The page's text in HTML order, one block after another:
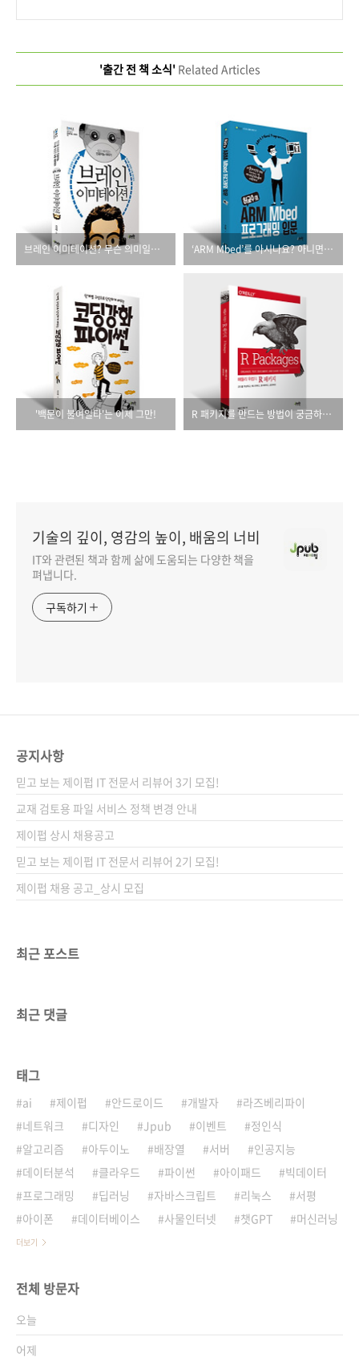
'출간 전 책 소식'Related Articles
브레인 이미테이션? 무슨 의미일까요? ‘ARM Mbed’를 아시나요? 아니면 ‘아두이노’는요?
'백문이 불여일타'는 이제 그만! R 패키지를 만드는 방법이 궁금하시다면...
기술의 깊이, 영감의 높이, 배움의 너비
IT와 관련된 책과 함께 삶에 도움되는 다양한 책을
펴냅니다.
구독하기
공지사항
믿고 보는 제이펍 IT 전문서 리뷰어 3기 모집!
교재 검토용 파일 서비스 정책 변경 안내
제이펍 상시 채용공고
믿고 보는 제이펍 IT 전문서 리뷰어 2기 모집!
제이펍 채용 공고_상시 모집
최근 포스트
최근 댓글
태그
ai 제이펍 안드로이드 개발자
라즈베리파이
네트워크
디자인 Jpub 이벤트
정인식
알고리즘
아두이노 배장열 서버
인공지능
데이터분석
클라우드 파이썬 아이패드
빅데이터
프로그래밍
딥러닝 자바스크립트 리눅스
서평
아이폰
데이터베이스 사물인터넷 챗GPT 머신러닝
더보기
전체 방문자
오늘
어제